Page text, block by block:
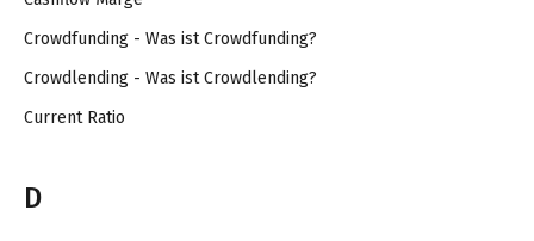
Crowdfunding - Was ist Crowdfunding?
Crowdlending - Was ist Crowdlending?
Current Ratio
D